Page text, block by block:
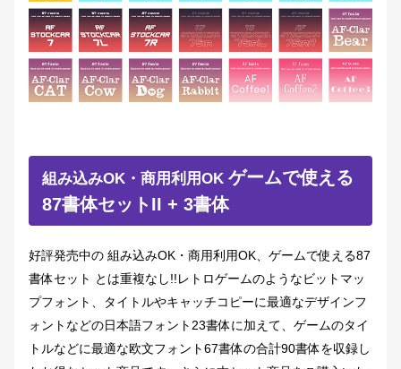
組み込みOK・商用利用OK ゲームで使える
87書体セットII + 3書体
好評発売中の 組み込みOK・商用利用OK、ゲームで使える87
書体セット とは重複なし!!レトロゲームのようなビットマッ
プフォント、タイトルやキャッチコピーに最適なデザインフ
ォントなどの日本語フォント23書体に加えて、ゲームのタイ
トルなどに最適な欧文フォント67書体の合計90書体を収録し